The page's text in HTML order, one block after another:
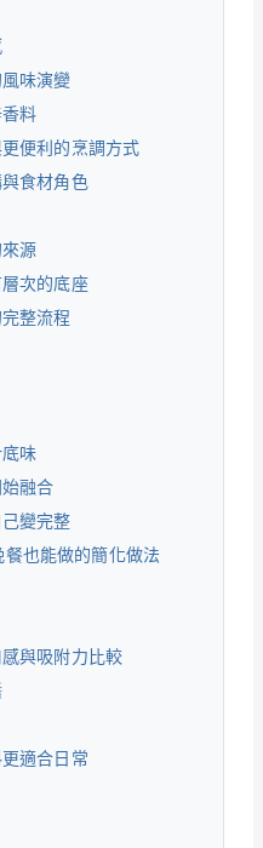
味演變
料
便利的烹調方式
食材角色
源
次的底座
整流程
味
融合
變完整
也能做的簡化做法
與吸附力比較
適合日常